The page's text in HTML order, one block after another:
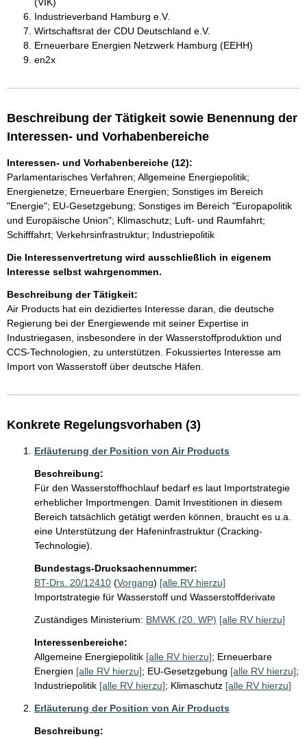
Industrieverband Hamburg e.V.
Wirtschaftsrat der CDU Deutschland e.V.
Erneuerbare Energien Netzwerk Hamburg (EEHH)
en2x
Beschreibung der Tätigkeit sowie Benennung der
Interessen- und Vorhabenbereiche
Interessen- und Vorhabenbereiche (12):
Parlamentarisches Verfahren; Allgemeine Energiepolitik;
Energienetze; Erneuerbare Energien; Sonstiges im Bereich
"Energie"; EU-Gesetzgebung; Sonstiges im Bereich "Europapolitik
und Europäische Union"; Klimaschutz; Luft- und Raumfahrt;
Schifffahrt; Verkehrsinfrastruktur; Industriepolitik
Die Interessenvertretung wird ausschließlich in eigenem
Interesse selbst wahrgenommen.
Beschreibung der Tätigkeit:
Air Products hat ein dezidiertes Interesse daran, die deutsche
Regierung bei der Energiewende mit seiner Expertise in
Industriegasen, insbesondere in der Wasserstoffproduktion und
CCS-Technologien, zu unterstützen. Fokussiertes Interesse am
Import von Wasserstoff über deutsche Häfen.
Konkrete Regelungsvorhaben (3)
Erläuterung der Position von Air Products
Beschreibung:
Für den Wasserstoffhochlauf bedarf es laut Importstrategie
erheblicher Importmengen. Damit Investitionen in diesem
Bereich tatsächlich getätigt werden können, braucht es u.a.
eine Unterstützung der Hafeninfrastruktur (Cracking-
Technologie).
Bundestags-Drucksachennummer:
BT-Drs. 20/12410 (Vorgang) [alle RV hierzu]
Importstrategie für Wasserstoff und Wasserstoffderivate
Zuständiges Ministerium: BMWK (20. WP) [alle RV hierzu]
Interessenbereiche:
Allgemeine Energiepolitik [alle RV hierzu]; Erneuerbare
Energien [alle RV hierzu]; EU-Gesetzgebung [alle RV hierzu];
Industriepolitik [alle RV hierzu]; Klimaschutz [alle RV hierzu]
Erläuterung der Position von Air Products
Beschreibung: